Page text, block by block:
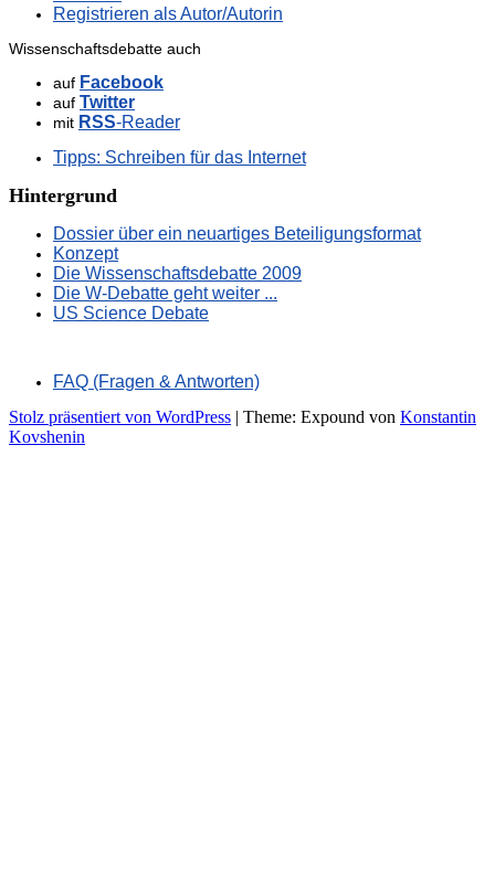
Registrieren als Autor/Autorin
Wissenschaftsdebatte auch
auf Facebook
auf Twitter
mit RSS-Reader
Tipps: Schreiben für das Internet
Hintergrund
Dossier über ein neuartiges Beteiligungsformat
Konzept
Die Wissenschaftsdebatte 2009
Die W-Debatte geht weiter ...
US Science Debate
FAQ (Fragen & Antworten)
Stolz präsentiert von WordPress | Theme: Expound von Konstantin
Kovshenin